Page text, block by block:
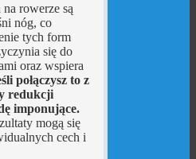
rowerze są
nóg, co
tych form
się do
oraz wspiera
połączysz to z
redukcji
imponujące.
mogą się
cech i